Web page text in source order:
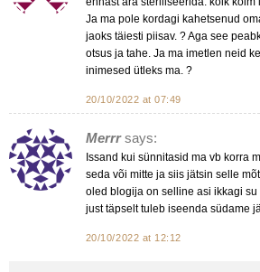
Ja ma pole kordagi kahetsenud
jaoks täiesti piisav. ? Aga see
otsus ja tahe. Ja ma imetlen neid
inimesed ütleks ma. ?
20/10/2022 at 07:49
Merrr says:
Issand kui sünnitasid ma vb korra
seda või mitte ja siis jätsin selle
oled blogija on selline asi ikkagi
just täpselt tuleb iseenda südame
20/10/2022 at 12:12